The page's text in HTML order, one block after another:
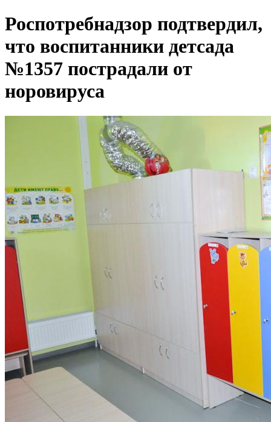
Роспотребнадзор подтвердил,
что воспитанники детсада
№1357 пострадали от
норовируса